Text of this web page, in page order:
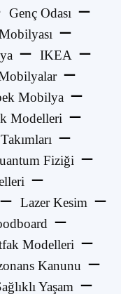
Genç Odası
IKEA
Mobilya
Modelleri
Fiziği
Lazer Kesim
Modelleri
Kanunu
Yaşam